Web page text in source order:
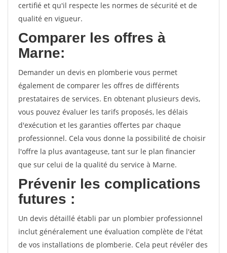
certifié et qu'il respecte les normes de sécurité et de
qualité en vigueur.
Comparer les offres à
Marne:
Demander un devis en plomberie vous permet
également de comparer les offres de différents
prestataires de services. En obtenant plusieurs devis,
vous pouvez évaluer les tarifs proposés, les délais
d'exécution et les garanties offertes par chaque
professionnel. Cela vous donne la possibilité de choisir
l'offre la plus avantageuse, tant sur le plan financier
que sur celui de la qualité du service à Marne.
Prévenir les complications
futures :
Un devis détaillé établi par un plombier professionnel
inclut généralement une évaluation complète de l'état
de vos installations de plomberie. Cela peut révéler des